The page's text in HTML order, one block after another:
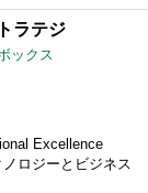
ラテジ
ックス
Excellence
ロジーとビジネス